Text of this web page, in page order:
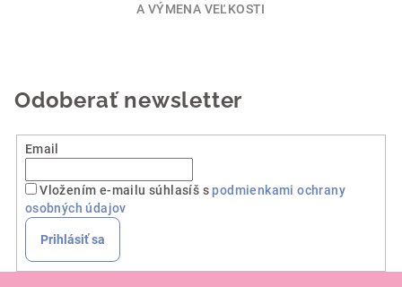
A VÝMENA VEĽKOSTI
Odoberať newsletter
Email
Vložením e-mailu súhlasíš spodmienkami ochrany
osobných údajov
Prihlásiť sa